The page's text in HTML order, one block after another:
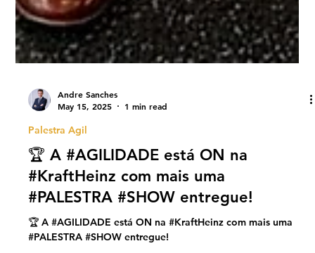
Andre Sanches
May 15, 2025
1 min read
Palestra Agil
🏆 A #AGILIDADE está ON na